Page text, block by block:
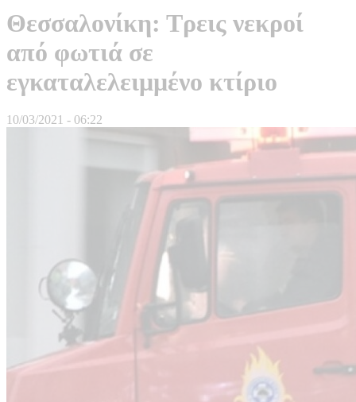
Θεσσαλονίκη: Τρεις νεκροί
από φωτιά σε
εγκαταλελειμμένο κτίριο
10/03/2021 - 06:22